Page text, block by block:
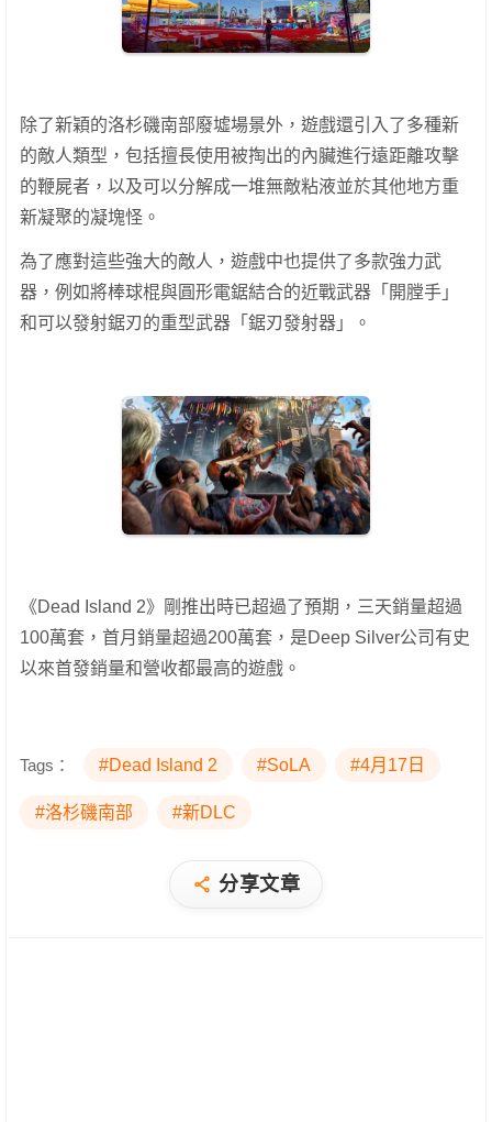
除了新穎的洛杉磯南部廢墟場景外，遊戲還引入了多種新
的敵人類型，包括擅長使用被掏出的內臟進行遠距離攻擊
的鞭屍者，以及可以分解成一堆無敵粘液並於其他地方重
新凝聚的凝塊怪。
為了應對這些強大的敵人，遊戲中也提供了多款強力武
器，例如將棒球棍與圓形電鋸結合的近戰武器「開膛手」
和可以發射鋸刃的重型武器「鋸刃發射器」。
《Dead Island 2》剛推出時已超過了預期，三天銷量超過
100萬套，首月銷量超過200萬套，是Deep Silver公司有史
以來首發銷量和營收都最高的遊戲。
Tags： #Dead Island 2 #SoLA #4月17日
#洛杉磯南部 #新DLC
分享文章